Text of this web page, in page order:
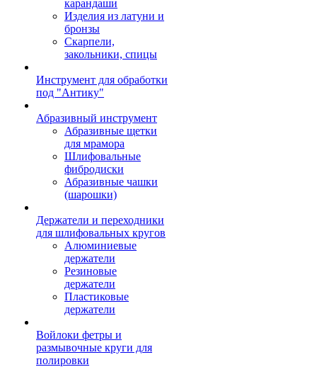
карандаши
Изделия из латуни и
бронзы
Скарпели,
закольники, спицы
Инструмент для обработки
под "Антику"
Абразивный инструмент
Абразивные щетки
для мрамора
Шлифовальные
фибродиски
Абразивные чашки
(шарошки)
Держатели и переходники
для шлифовальных кругов
Алюминиевые
держатели
Резиновые
держатели
Пластиковые
держатели
Войлоки фетры и
размывочные круги для
полировки